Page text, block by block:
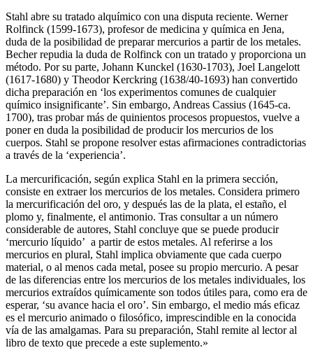
Stahl abre su tratado alquímico con una disputa reciente. Werner
Rolfinck (1599-1673), profesor de medicina y química en Jena,
duda de la posibilidad de preparar mercurios a partir de los metales.
Becher repudia la duda de Rolfinck con un tratado y proporciona un
método. Por su parte, Johann Kunckel (1630-1703), Joel Langelott
(1617-1680) y Theodor Kerckring (1638/40-1693) han convertido
dicha preparación en ‘los experimentos comunes de cualquier
químico insignificante’. Sin embargo, Andreas Cassius (1645-ca.
1700), tras probar más de quinientos procesos propuestos, vuelve a
poner en duda la posibilidad de producir los mercurios de los
cuerpos. Stahl se propone resolver estas afirmaciones contradictorias
a través de la ‘experiencia’.
La mercurificación, según explica Stahl en la primera sección,
consiste en extraer los mercurios de los metales. Considera primero
la mercurificación del oro, y después las de la plata, el estaño, el
plomo y, finalmente, el antimonio. Tras consultar a un número
considerable de autores, Stahl concluye que se puede producir
‘mercurio líquido’ a partir de estos metales. Al referirse a los
mercurios en plural, Stahl implica obviamente que cada cuerpo
material, o al menos cada metal, posee su propio mercurio. A pesar
de las diferencias entre los mercurios de los metales individuales, los
mercurios extraídos químicamente son todos útiles para, como era de
esperar, ‘su avance hacia el oro’. Sin embargo, el medio más eficaz
es el mercurio animado o filosófico, imprescindible en la conocida
vía de las amalgamas. Para su preparación, Stahl remite al lector al
libro de texto que precede a este suplemento.»